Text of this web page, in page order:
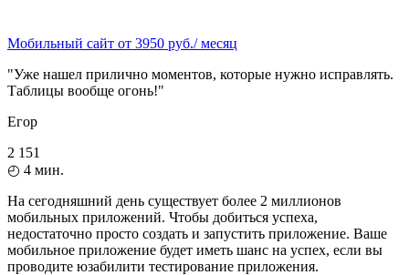
Мобильный сайт от 3950 руб./ месяц
"Уже нашел прилично моментов, которые нужно исправлять.
Таблицы вообще огонь!"
Егор
2 151
◴ 4 мин.
На сегодняшний день существует более 2 миллионов
мобильных приложений. Чтобы добиться успеха,
недостаточно просто создать и запустить приложение. Ваше
мобильное приложение будет иметь шанс на успех, если вы
проводите юзабилити тестирование приложения.